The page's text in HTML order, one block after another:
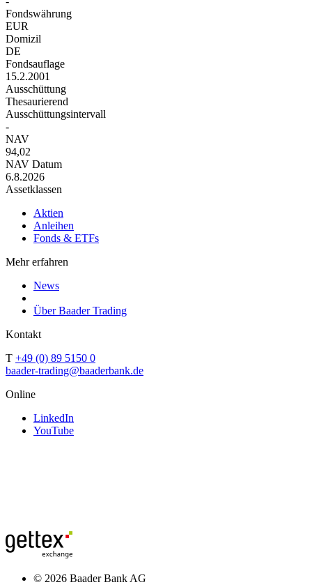
Fondswährung
EUR
Domizil
DE
Fondsauflage
15.2.2001
Ausschüttung
Thesaurierend
Ausschüttungsintervall
-
NAV
94,02
NAV Datum
6.8.2026
Assetklassen
Aktien
Anleihen
Fonds & ETFs
Mehr erfahren
News
Über Baader Trading
Kontakt
T +49 (0) 89 5150 0
baader-trading@baaderbank.de
Online
LinkedIn
YouTube
© 2026 Baader Bank AG